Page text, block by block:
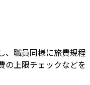
、職員同様に旅費規程
の上限チェックなどを